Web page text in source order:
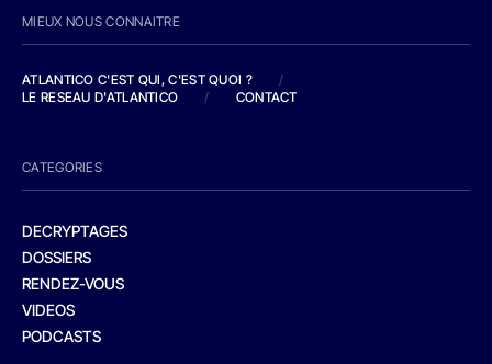
MIEUX NOUS CONNAITRE
ATLANTICO C'EST QUI, C'EST QUOI ?
/
LE RESEAU D'ATLANTICO
/ CONTACT
CATEGORIES
DECRYPTAGES
DOSSIERS
RENDEZ-VOUS
VIDEOS
PODCASTS